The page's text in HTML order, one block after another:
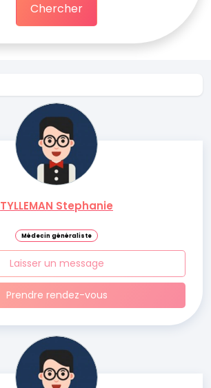
Chercher
TYLLEMAN Stephanie
Médecin généraliste
Laisser un message
Prendre rendez-vous